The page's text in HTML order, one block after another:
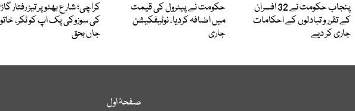
پنجاب حکومت نے 32 افسران
کے تقرر و تبادلوں کے احکامات
جاری کر دیے
حکومت نے پیٹرول کی قیمت
میں اضافہ کردیا، نوٹیفکیشن
جاری
کراچی؛ شارع بھٹو پر تیز رفتار
کی سوزوکی پک اپ کو ٹکر،
جاں بحق
صفحۂ اول